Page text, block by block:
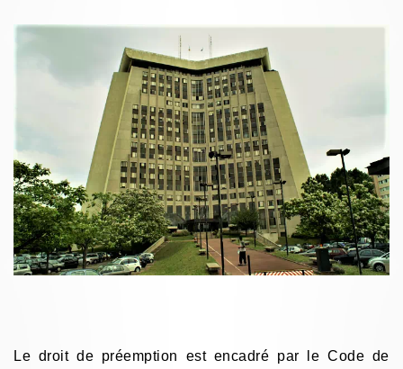
Le droit de préemption est encadré par le Code de